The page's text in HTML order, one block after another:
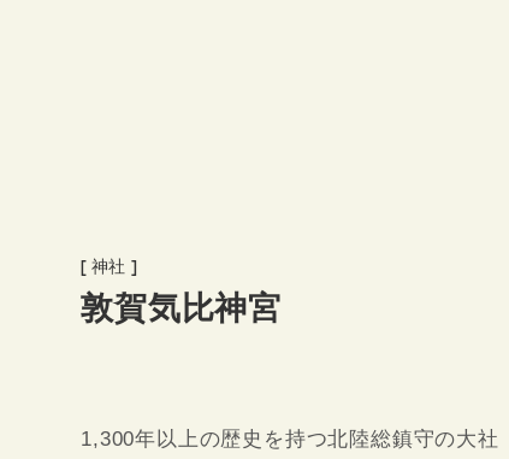
[ 神社 ]
敦賀気比神宮
1,300年以上の歴史を持つ北陸総鎮守の大社